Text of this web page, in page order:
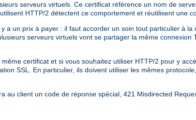
serveurs virtuels. Ce certificat référence un nom de
HTTP/2 détectent ce comportement et réutilisent une
a un prix à payer : il faut accorder un soin tout particulier à
serveurs virtuels vont se partager la même
certificat et si vous souhaitez utiliser HTTP/2 pour y
SSL. En particulier, ils doivent utiliser les mêmes
au client un code de réponse spécial, 421 Misdirected